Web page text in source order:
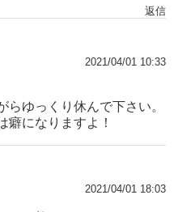
返信
2021/04/01 10:33
らゆっくり休んで下さい。
癖になりますよ！
2021/04/01 18:03